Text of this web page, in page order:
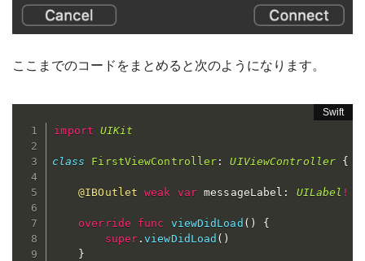
ここまでのコードをまとめると次のようになります。
import UIKit
class FirstViewController : UIViewController {
@IBOutlet weak var messageLabel : UILabel !
override func viewDidLoad ( )
{
super .viewDidLoad ( )
}